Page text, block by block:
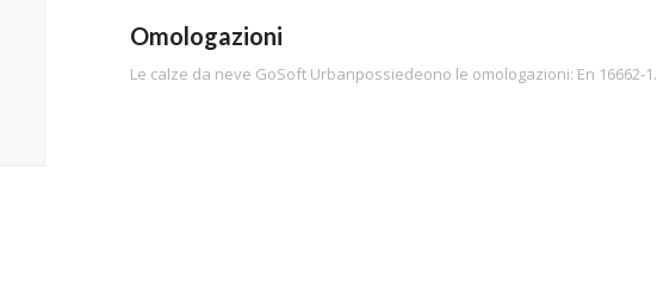
Omologazioni
Le calze da neve GoSoft Urbanpossiedeono le omologazioni: En 16662-1.